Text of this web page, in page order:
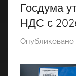
Госдума
НДС с
Опубликовано